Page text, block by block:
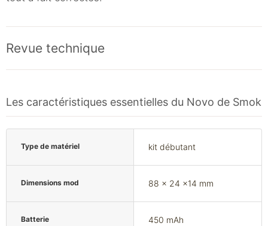
Revue technique
Les caractéristiques essentielles du Novo de Smok
Type de matériel kit débutant
Dimensions mod 88 x 24 x14 mm
Batterie 450 mAh